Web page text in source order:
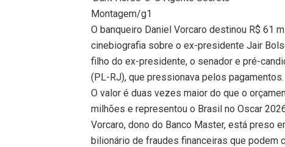
Montagem/g1
O banqueiro Daniel Vorcaro destinou R$ 61
cinebiografia sobre o ex-presidente Jair
filho do ex-presidente, o senador e pré-
(PL-RJ), que pressionava pelos pagamentos.
O valor é duas vezes maior do que o
milhões e representou o Brasil no Oscar
Vorcaro, dono do Banco Master, está preso
bilionário de fraudes financeiras que podem